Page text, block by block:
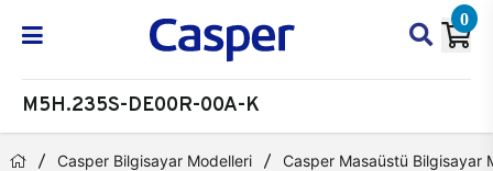
0
M5H.235S-DE00R-00A-K
Casper Bilgisayar Modelleri Casper Masaüstü Bilgisayar